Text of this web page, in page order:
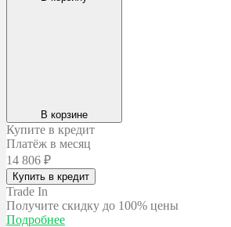
В корзине
Купите в кредит
Платёж в месяц
14 806 ₽
Купить в кредит
Trade In
Получите скидку до 100% цены
Подробнее